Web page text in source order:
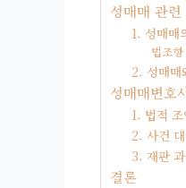
성매매 관련
1. 성매매
법조
2. 성매매
성매매변호
1. 법적
2. 사건
3. 재판
결론